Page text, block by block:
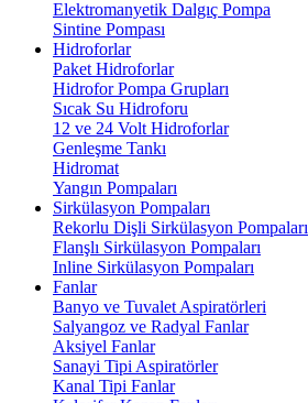
Elektromanyetik Dalgıç Pompa
Sintine Pompası
Hidroforlar
Paket Hidroforlar
Hidrofor Pompa Grupları
Sıcak Su Hidroforu
12 ve 24 Volt Hidroforlar
Genleşme Tankı
Hidromat
Yangın Pompaları
Sirkülasyon Pompaları
Rekorlu Dişli Sirkülasyon Pompaları
Flanşlı Sirkülasyon Pompaları
Inline Sirkülasyon Pompaları
Fanlar
Banyo ve Tuvalet Aspiratörleri
Salyangoz ve Radyal Fanlar
Aksiyel Fanlar
Sanayi Tipi Aspiratörler
Kanal Tipi Fanlar